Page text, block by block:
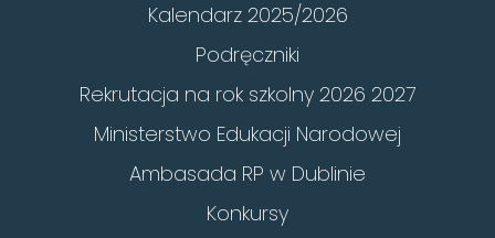
Kalendarz 2025/2026
Podręczniki
Rekrutacja na rok szkolny 2026 2027
Ministerstwo Edukacji Narodowej
Ambasada RP w Dublinie
Konkursy